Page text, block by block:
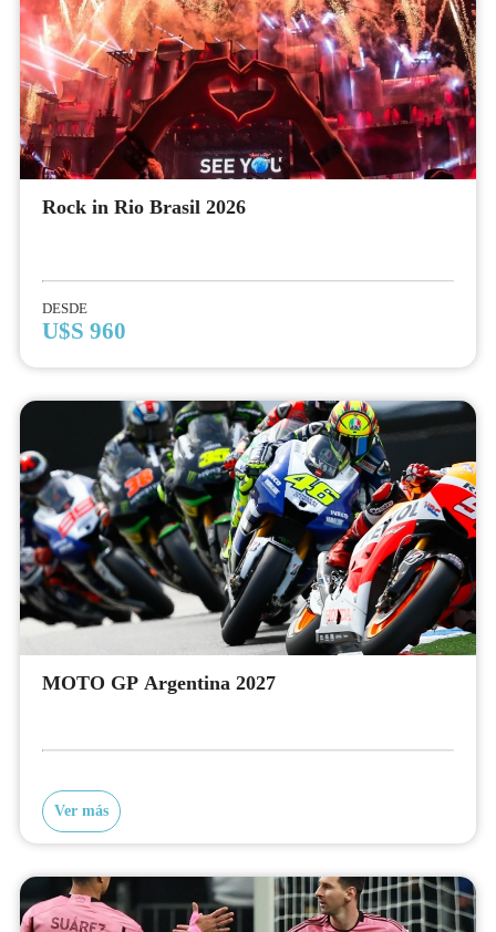
Rock in Rio Brasil 2026
DESDE
U$S 960
MOTO GP Argentina 2027
Ver más